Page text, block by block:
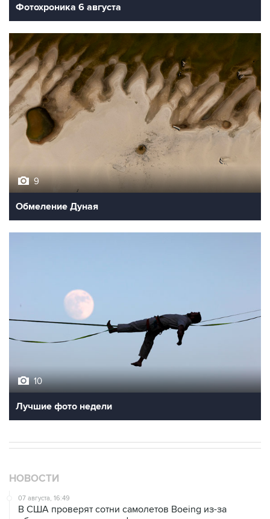
Фотохроника 6 августа
9
Обмеление Дуная
10
Лучшие фото недели
НОВОСТИ
07 августа, 16:49
В США проверят сотни самолетов Boeing из-за